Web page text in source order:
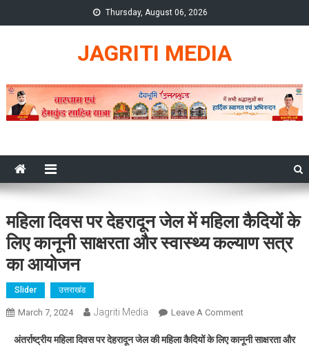
to
Thursday, August 06, 2026
JAGRITI MEDIA
महिला दिवस पर देहरादून जेल में महिला कैदियों के
लिए कानूनी साक्षरता और स्वास्थ्य कल्याण सत्र
का आयोजन
Slider उत्तराखंड
March 7, 2024 Jagriti Media Leave A CommentOn
दिवस
अंतर्राष्ट्रीय महिला दिवस पर देहरादून जेल की महिला कैदियों के लिए कानूनी साक्षरता और